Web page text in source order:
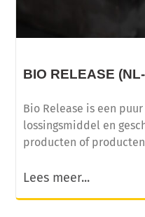
BIO RELEASE
Bio Release is een
lossingsmiddel en
producten of
Lees meer...